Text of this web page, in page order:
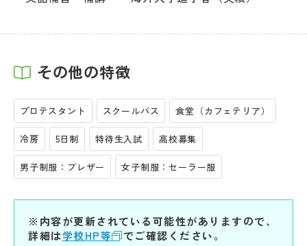
その他の特徴
プロテスタント スクールバス 食堂（カフェテリア）
冷房 5日制 特待生入試 高校募集
男子制服：ブレザー 女子制服：セーラー服
※内容が更新されている可能性がありますので、
詳細は学校HP等 でご確認ください。